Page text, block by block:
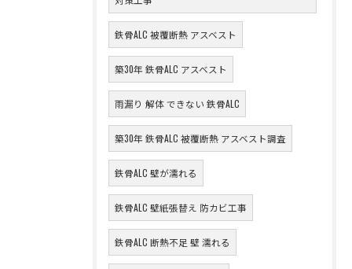
鉄骨ALC 被覆断熱 アスベスト
築30年 鉄骨ALC アスベスト
雨漏り 解体 できない 鉄骨ALC
築30年 鉄骨ALC 被覆断熱 アスベスト調査
鉄骨ALC 壁が濡れる
鉄骨ALC 壁紙張替え 防カビ工事
鉄骨ALC 断熱不足 壁 濡れる